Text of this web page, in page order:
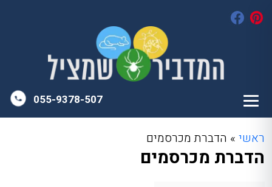
055-9378-507
ראשי » הדברת מכרסמים
הדברת מכרסמים